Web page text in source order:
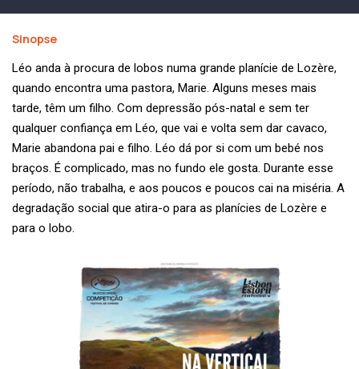
Sinopse
Léo anda à procura de lobos numa grande planície de Lozère,
quando encontra uma pastora, Marie. Alguns meses mais
tarde, têm um filho. Com depressão pós-natal e sem ter
qualquer confiança em Léo, que vai e volta sem dar cavaco,
Marie abandona pai e filho. Léo dá por si com um bebé nos
braços. É complicado, mas no fundo ele gosta. Durante esse
período, não trabalha, e aos poucos e poucos cai na miséria. A
degradação social que atira-o para as planícies de Lozère e
para o lobo.